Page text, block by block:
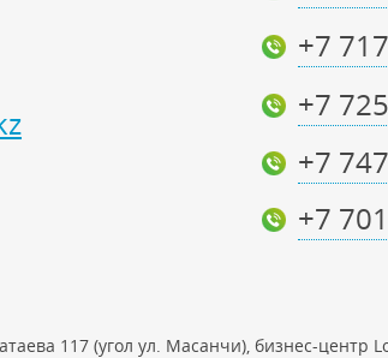
+7
+7
+7
+7
117 (угол ул. Масанчи), бизнес-центр